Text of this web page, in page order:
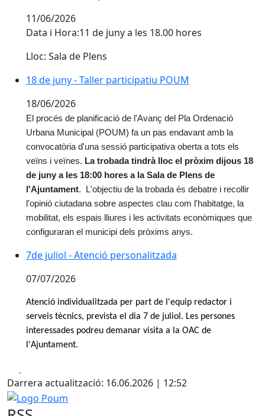
11/06/2026
Data i Hora:11 de juny a les 18.00 hores
Lloc: Sala de Plens
18 de juny - Taller participatiu POUM
18 de juny - Taller participatiu POUM
18/06/2026
El procés de planificació de l'Avanç del Pla Ordenació
Urbana Municipal (POUM) fa un pas endavant amb la
convocatòria d'una sessió participativa oberta a tots els
veïns i veïnes. La trobada tindrà lloc el pròxim dijous 18
de juny a les 18:00 hores a la Sala de Plens de
l'Ajuntament. L'objectiu de la trobada és debatre i recollir
l'opinió ciutadana sobre aspectes clau com l'habitatge, la
mobilitat, els espais lliures i les activitats econòmiques que
configuraran el municipi dels pròxims anys.
7de juliol - Atenció personalitzada
7de juliol - Atenció personalitzada
07/07/2026
Atenció individualitzada per part de l'equip redactor i
serveis tècnics, prevista el dia 7 de juliol. Les persones
interessades podreu demanar visita a la OAC de
l'Ajuntament.
Darrera actualització: 16.06.2026 | 12:52
Logo Poum